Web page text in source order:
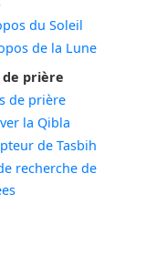
du Soleil
de la Lune
de prière
de prière
la Qibla
de Tasbih
recherche de